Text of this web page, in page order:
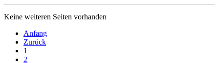
Keine weiteren Seiten vorhanden
Anfang
Zurück
1
2